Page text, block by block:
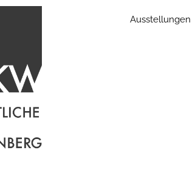
Ausstellungen